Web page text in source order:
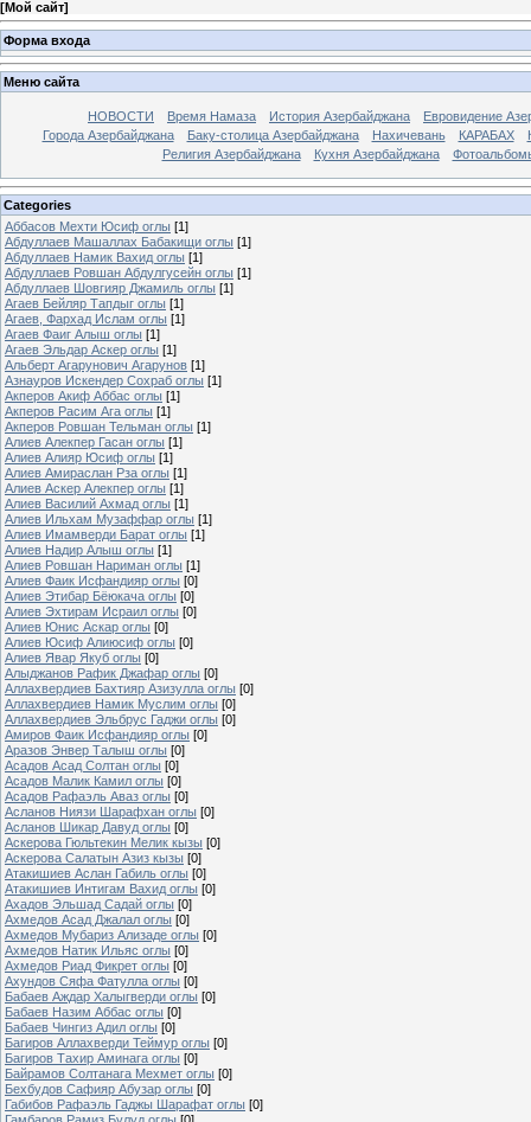
[Мой сайт]
Форма входа
Меню сайта
НОВОСТИ Время Намаза История Азербайджана
Евровидение
Города Азербайджана
Баку-столица Азербайджана Нахичевань КАРАБАХ
Религия Азербайджана
Кухня Азербайджана
Categories
Аббасов Мехти Юсиф оглы [1]
Абдуллаев Машаллах Бабакищи оглы [1]
Абдуллаев Намик Вахид оглы [1]
Абдуллаев Ровшан Абдулгусейн оглы [1]
Абдуллаев Шовгияр Джамиль оглы [1]
Агаев Бейляр Тапдыг оглы [1]
Агаев, Фархад Ислам оглы [1]
Агаев Фаиг Алыш оглы [1]
Агаев Эльдар Аскер оглы [1]
Альберт Агарунович Агарунов [1]
Азнауров Искендер Сохраб оглы [1]
Акперов Акиф Аббас оглы [1]
Акперов Расим Ага оглы [1]
Акперов Ровшан Тельман оглы [1]
Алиев Алекпер Гасан оглы [1]
Алиев Алияр Юсиф оглы [1]
Алиев Амираслан Рза оглы [1]
Алиев Аскер Алекпер оглы [1]
Алиев Василий Ахмад оглы [1]
Алиев Ильхам Музаффар оглы [1]
Алиев Имамверди Барат оглы [1]
Алиев Надир Алыш оглы [1]
Алиев Ровшан Нариман оглы [1]
Алиев Фаик Исфандияр оглы [0]
Алиев Этибар Бёюкача оглы [0]
Алиев Эхтирам Исраил оглы [0]
Алиев Юнис Аскар оглы [0]
Алиев Юсиф Алиюсиф оглы [0]
Алиев Явар Якуб оглы [0]
Алыджанов Рафик Джафар оглы [0]
Аллахвердиев Бахтияр Азизулла оглы [0]
Аллахвердиев Намик Муслим оглы [0]
Аллахвердиев Эльбрус Гаджи оглы [0]
Амиров Фаик Исфандияр оглы [0]
Аразов Энвер Талыш оглы [0]
Асадов Асад Солтан оглы [0]
Асадов Малик Камил оглы [0]
Асадов Рафаэль Аваз оглы [0]
Асланов Ниязи Шарафхан оглы [0]
Асланов Шикар Давуд оглы [0]
Аскерова Гюльтекин Мелик кызы [0]
Аскерова Салатын Азиз кызы [0]
Атакишиев Аслан Габиль оглы [0]
Атакишиев Интигам Вахид оглы [0]
Ахадов Эльшад Садай оглы [0]
Ахмедов Асад Джалал оглы [0]
Ахмедов Мубариз Ализаде оглы [0]
Ахмедов Натик Ильяс оглы [0]
Ахмедов Риад Фикрет оглы [0]
Ахундов Сяфа Фатулла оглы [0]
Бабаев Аждар Халыгверди оглы [0]
Бабаев Назим Аббас оглы [0]
Бабаев Чингиз Адил оглы [0]
Багиров Аллахверди Теймур оглы [0]
Багиров Тахир Аминага оглы [0]
Байрамов Солтанага Мехмет оглы [0]
Бехбудов Сафияр Абузар оглы [0]
Габибов Рафаэль Гаджы Шарафат оглы [0]